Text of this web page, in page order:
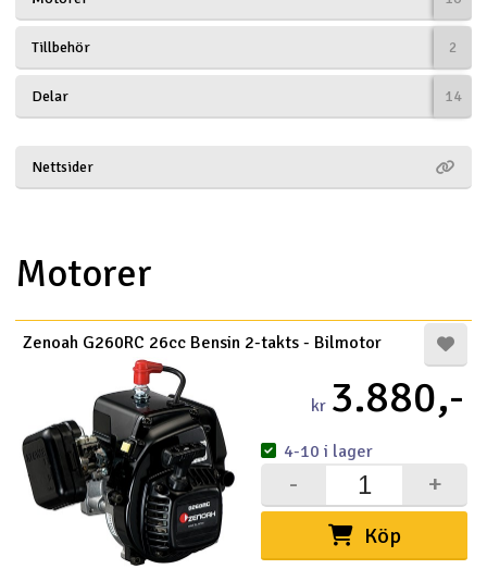
Båtar
Helikopter
Modellbygg- och byggsatser
Modelljärnväg
Motor & tillbehör
Outlet
Tillbehör 2
Delar 14
Nettsider
Motorer
Zenoah G260RC 26cc Bensin 2-takts - Bilmotor
kr 3.880,-
Köp
+
-
4-10 i lager